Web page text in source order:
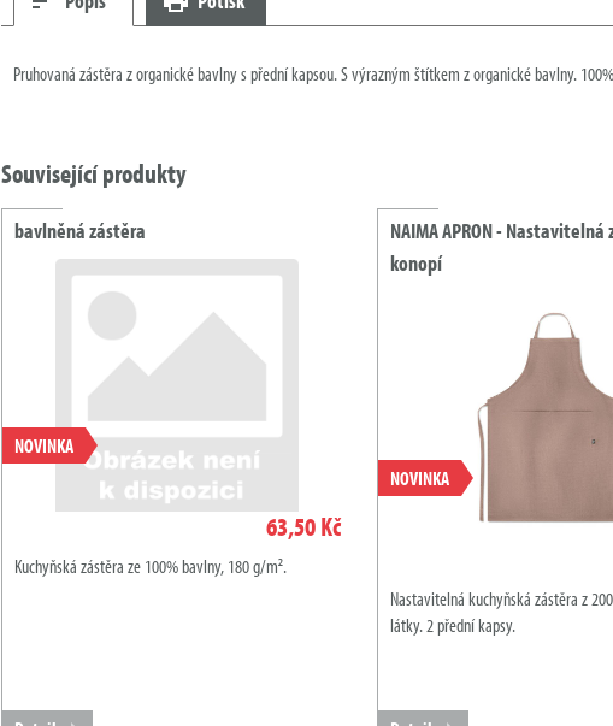
Pruhovaná zástěra z organické bavlny s přední kapsou. S výrazným štítkem z organické bavlny.
Související produkty
bavlněná zástěra
NOVINKA
63,50 Kč
Kuchyňská zástěra ze 100% bavlny, 180 g/m².
NAIMA APRON - Nastavitelná
konopí
NOVINKA
Nastavitelná kuchyňská zástěra z
látky. 2 přední kapsy.